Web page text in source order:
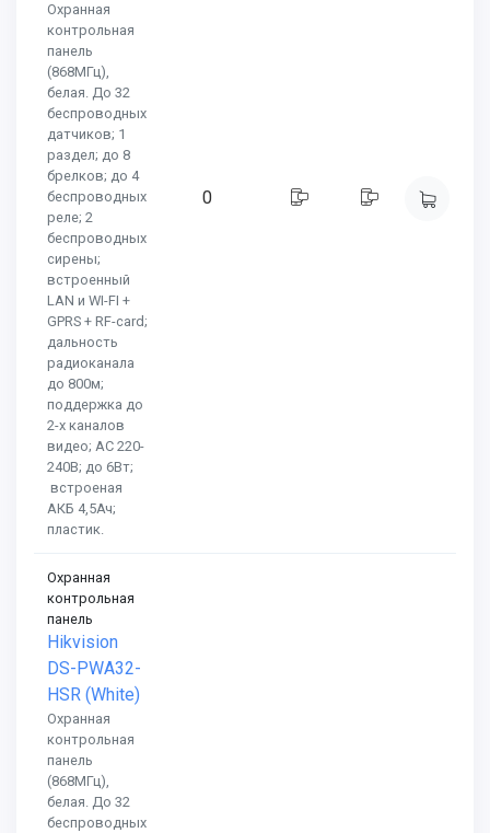
Охранная
контрольная
панель
(868МГц),
белая. До 32
беспроводных
датчиков; 1
раздел; до 8
брелков; до 4
беспроводных
реле; 2
беспроводных
сирены;
встроенный
LAN и WI-FI +
GPRS + RF-card;
дальность
радиоканала
до 800м;
поддержка до
2-х каналов
видео; AC 220-
240В; до 6Вт;
встроеная
АКБ 4,5Ач;
пластик.
0
Охранная
контрольная
панель
Hikvision
DS-PWA32-
HSR (White)
Охранная
контрольная
панель
(868МГц),
белая. До 32
беспроводных